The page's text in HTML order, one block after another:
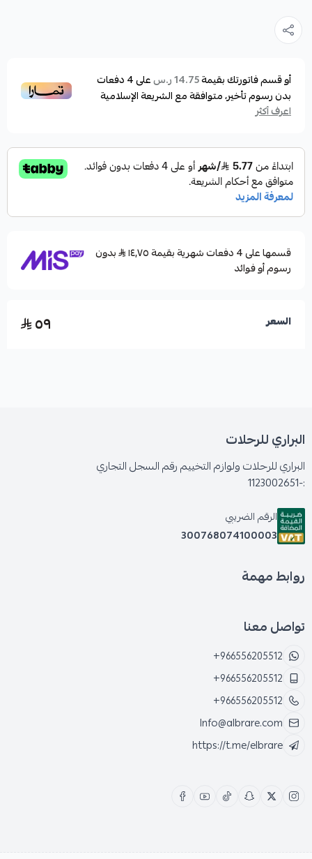
أو قسم فاتورتك بقيمة14.75 ر.س على4دفعات
بدون رسوم تأخير، متوافقة مع الشريعة الإسلامية
اعرف أكثر
قسمها على 4 دفعات شهرية بقيمة ١٤٫٧٥
بدون
رسوم أو فوائد
السعر ٥٩
البراري للرحلات
البراري للرحلات ولوازم التخييم رقم السجل التجاري
:-1123002651
الرقم الضريبي
300768074100003
روابط مهمة
تواصل معنا
+966556205512
+966556205512
+966556205512
Info@albrare.com
https://t.me/elbrare